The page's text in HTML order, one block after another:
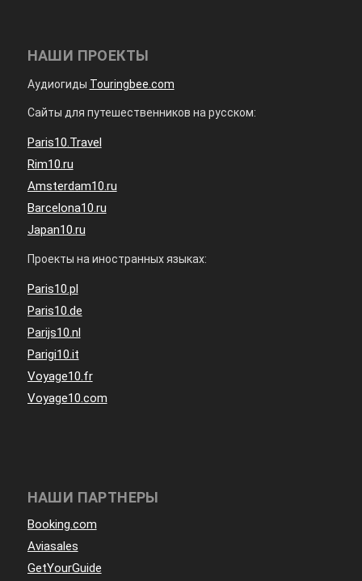
НАШИ ПРОЕКТЫ
Аудиогиды Touringbee.com
Сайты для путешественников на русском:
Paris10.Travel
Rim10.ru
Amsterdam10.ru
Barcelona10.ru
Japan10.ru
Проекты на иностранных языках:
Paris10.pl
Paris10.de
Parijs10.nl
Parigi10.it
Voyage10.fr
Voyage10.com
НАШИ ПАРТНЕРЫ
Booking.com
Aviasales
GetYourGuide